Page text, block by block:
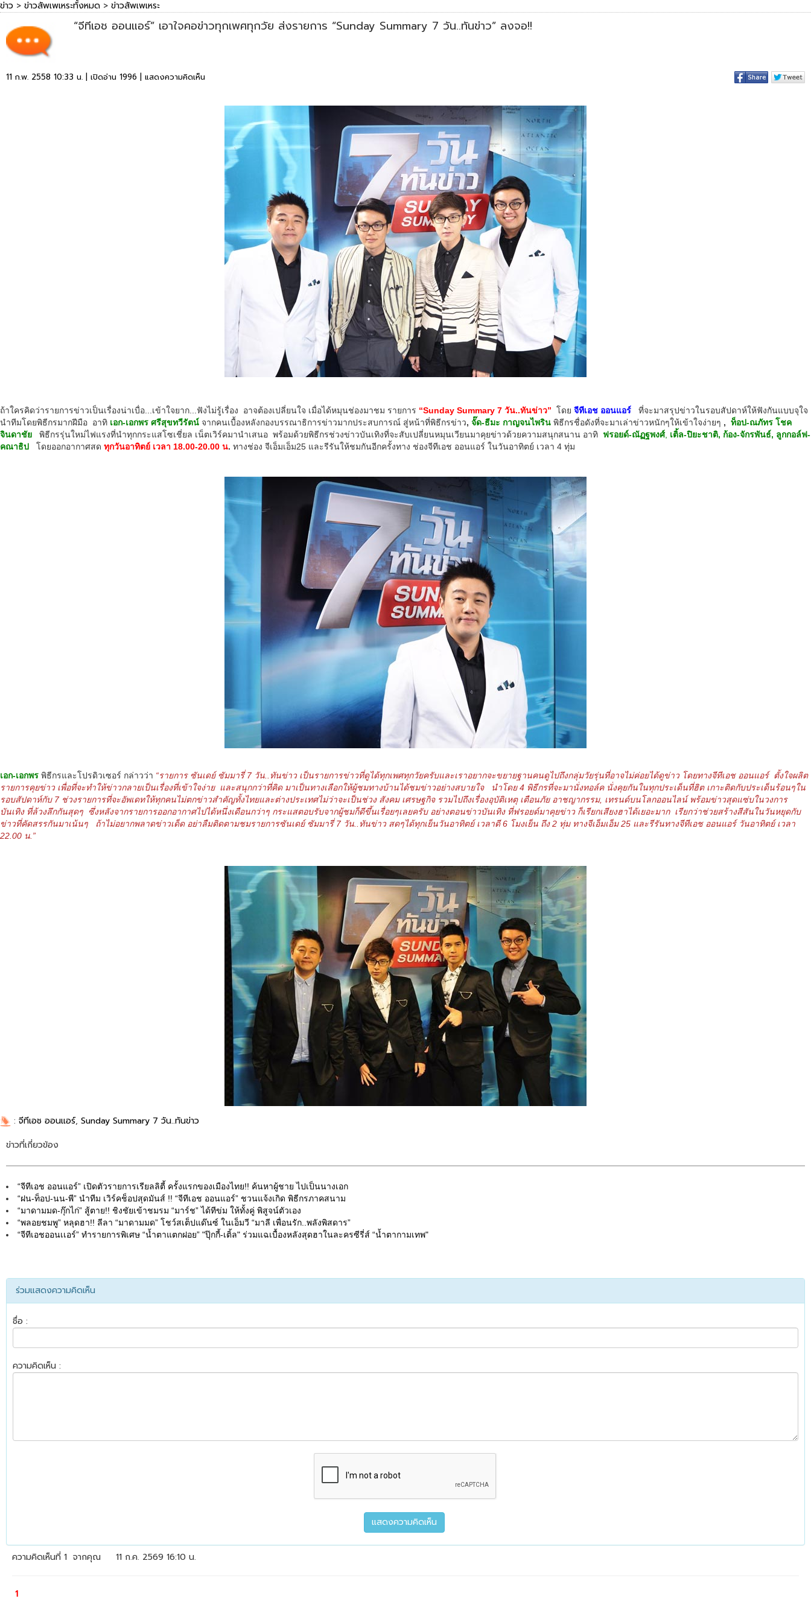
ข่าว > ข่าวสัพเพเหระทั้งหมด > ข่าวสัพเพเหระ
“จีทีเอช ออนแอร์” เอาใจคอข่าวทุกเพศทุกวัย ส่งรายการ “Sunday Summary 7 วัน..ทันข่าว” ลงจอ!!
11 ก.พ. 2558 10:33 น. | เปิดอ่าน 1996 | แสดงความคิดเห็น
ถ้าใครคิดว่ารายการข่าวเป็นเรื่องน่าเบื่อ­...เข้าใจยาก...ฟังไม่รู้เรื่อง อาจต้องเปลี่ยนใจ เมื่อได้หมุนช่องมาชม รายการ “Sunday Summary 7 วัน..ทันข่าว” โดย จีทีเอช ออนแอร์
ที่จะมาสรุปข่าวในรอบสัปดาห์ให้ฟังกันแบบจุใจ
นำทีมโดยพิธีกรมากฝีมือ อาทิ เอก-เอกพร ศรีสุขทวีรัตน์ จากคนเบื้องหลังกองบรรณาธิการข่าวมากประสบการณ์ สู่หน้าที่พิธีกรข่าว, จั๊ด-ธีมะ กาญจนไพริน พิธีกรชื่อดังที่จะมาเล่าข่าวหนักๆให้เข้าใจง่ายๆ , ท็อป-ณภัทร โชค
จินดาชัย พิธีกรรุ่นใหม่ไฟแรงที่นำทุกกระแสโซเชี่ยล เน็ตเวิร์คมานำเสนอ พร้อมด้วยพิธีกรช่วงข่าวบันเทิงที่จะสับเปลี่ยนหมุนเวียนมาคุยข่าวด้วยความสนุกสนาน อาทิ ฟรอยด์-ณัฏฐพงศ์, เติ้ล-ปิยะชาติ, ก้อง-จักรพันธ์, ลูกกอล์ฟ-
คณาธิป
โดยออกอากาศสด ทุกวันอาทิตย์ เวลา 18.00-20.00 น. ทางช่อง จีเอ็มเอ็ม25 และรีรันให้ชมกันอีกครั้งทาง ช่องจีทีเอช ออนแอร์ ในวันอาทิตย์ เวลา 4 ทุ่ม
เอก-เอกพร พิธีกรและโปรดิวเซอร์ กล่าวว่า “รายการ ซันเดย์ ซัมมารี่ 7 วัน..ทันข่าว เป็นรายการข่าวที่ดูได้ทุกเพศทุกวัยครับและเราอยากจะขยายฐานคนดูไปถึงกลุ่มวัยรุ่นที่อาจไม่ค่อยได้ดูข่าว โดยทางจีทีเอช ออนแอร์ ตั้งใจผลิต
รายการคุยข่าว เพื่อที่จะทำให้ข่าวกลายเป็นเรื่องที่เข้าใจง่าย และสนุกกว่าที่คิด มาเป็นทางเลือกให้ผู้ชมทางบ้านได้ชมข่าวอย่างสบายใจ นำโดย 4 พิธีกรที่จะมานั่งทอล์ค นั่งคุยกันในทุกประเด็นที่ฮิต เกาะติดกับประเด็นร้อนๆใน
รอบสัปดาห์กับ 7 ช่วงรายการที่จะอัพเดทให้ทุกคนไม่ตกข่าวสำคัญทั้งไทยและต่างประเทศไม่ว่าจะเป็นช่วง สังคม เศรษฐกิจ รวมไปถึงเรื่องอุบัติเหตุ เตือนภัย อาชญากรรม, เทรนด์บนโลกออนไลน์ พร้อมข่าวสุดแซ่บในวงการ
บันเทิง ที่ล้วงลึกกันสุดๆ ซึ่งหลังจากรายการออกอากาศไปได้หนึ่งเดือนกว่าๆ กระแสตอบรับจากผู้ชมก็ดีขึ้นเรื่อยๆเลยครับ อย่างตอนข่าวบันเทิง ที่ฟรอยด์มาคุยข่าว ก็เรียกเสียงฮาได้เยอะมาก เรียกว่าช่วยสร้างสีสันในวันหยุดกับ
ข่าวที่คัดสรรกันมาเน้นๆ ถ้าไม่อยากพลาดข่าวเด็ด อย่าลืมติดตามชมรายการซันเดย์ ซัมมารี่ 7 วัน..ทันข่าว สดๆได้ทุกเย็นวันอาทิตย์ เวลาดี 6 โมงเย็น ถึง 2 ทุ่ม ทางจีเอ็มเอ็ม 25 และรีรันทางจีทีเอช ออนแอร์ วันอาทิตย์ เวลา
22.00 น.”
: จีทีเอช ออนแอร์, Sunday Summary 7 วัน..ทันข่าว
ข่าวที่เกี่ยวข้อง
“จีทีเอช ออนแอร์” เปิดตัวรายการเรียลลิตี้ ครั้งแรกของเมืองไทย!! ค้นหาผู้ชาย ไปเป็นนางเอก
“ฝน-ท็อป-นน-พี” นำทีม เวิร์คช็อปสุดมันส์ !! “จีทีเอช ออนแอร์” ชวนแจ้งเกิด พิธีกรภาคสนาม
“มาดามมด-กุ๊กไก่” สู้ตาย!! ชิงชัยเข้าชมรม “มาร์ช” ได้ทีข่ม ให้ทั้งคู่ พิสูจน์ตัวเอง
“พลอยชมพู” หลุดฮา!! ลีลา “มาดามมด” โชว์สเต็ปแด๊นซ์ ในเอ็มวี “มาลี เพื่อนรัก..พลังพิสดาร”
“จีทีเอชออนเเอร์” ทำรายการพิเศษ “น้ำตาแตกฝอย” "ปุ๊กกี้-เติ้ล" ร่วมแฉเบื้องหลังสุดฮาในละครซีรี่ส์ “น้ำตากามเทพ"
ร่วมแสดงความคิดเห็น
ชื่อ :
ความคิดเห็น :
ความคิดเห็นที่ 1 จากคุณ 11 ก.ค. 2569 16:10 น.
1